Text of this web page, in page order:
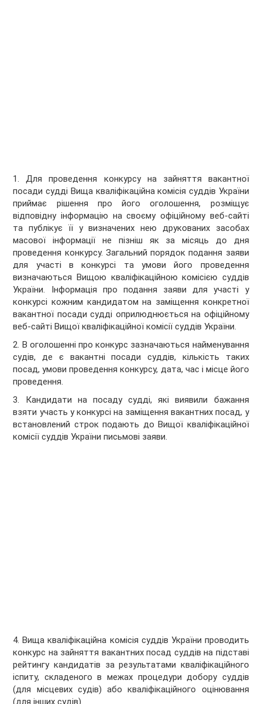
1. Для проведення конкурсу на зайняття вакантної
посади судді Вища кваліфікаційна комісія суддів України
приймає рішення про його оголошення, розміщує
відповідну інформацію на своєму офіційному веб-сайті
та публікує її у визначених нею друкованих засобах
масової інформації не пізніш як за місяць до дня
проведення конкурсу. Загальний порядок подання заяви
для участі в конкурсі та умови його проведення
визначаються Вищою кваліфікаційною комісією суддів
України. Інформація про подання заяви для участі у
конкурсі кожним кандидатом на заміщення конкретної
вакантної посади судді оприлюднюється на офіційному
веб-сайті Вищої кваліфікаційної комісії суддів України.
2. В оголошенні про конкурс зазначаються найменування
судів, де є вакантні посади суддів, кількість таких
посад, умови проведення конкурсу, дата, час і місце його
проведення.
3. Кандидати на посаду судді, які виявили бажання
взяти участь у конкурсі на заміщення вакантних посад, у
встановлений строк подають до Вищої кваліфікаційної
комісії суддів України письмові заяви.
4. Вища кваліфікаційна комісія суддів України проводить
конкурс на зайняття вакантних посад суддів на підставі
рейтингу кандидатів за результатами кваліфікаційного
іспиту, складеного в межах процедури добору суддів
(для місцевих судів) або кваліфікаційного оцінювання
(для інших судів).